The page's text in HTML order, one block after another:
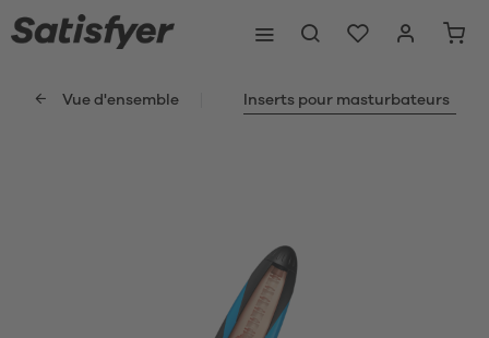
Vue d'ensemble Inserts pour masturbateurs